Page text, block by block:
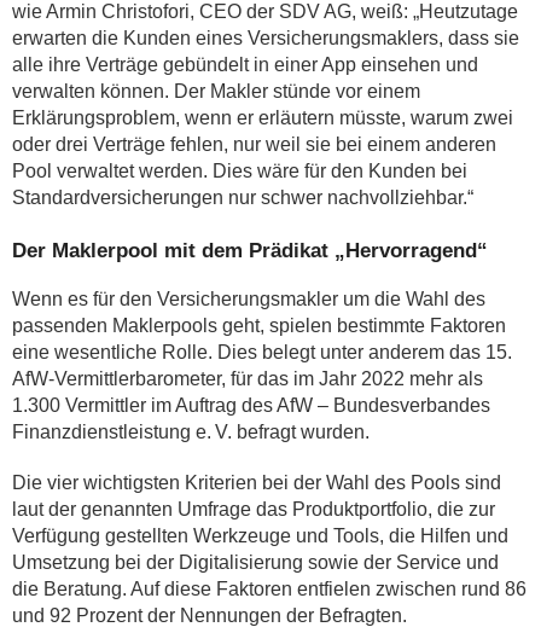
wie Armin Christofori, CEO der SDV AG, weiß: „Heutzutage
erwarten die Kunden eines Versicherungsmaklers, dass sie
alle ihre Verträge gebündelt in einer App einsehen und
verwalten können. Der Makler stünde vor einem
Erklärungsproblem, wenn er erläutern müsste, warum zwei
oder drei Verträge fehlen, nur weil sie bei einem anderen
Pool verwaltet werden. Dies wäre für den Kunden bei
Standardversicherungen nur schwer nachvollziehbar.“
Der Maklerpool mit dem Prädikat „Hervorragend“
Wenn es für den Versicherungsmakler um die Wahl des
passenden Maklerpools geht, spielen bestimmte Faktoren
eine wesentliche Rolle. Dies belegt unter anderem das 15.
AfW-Vermittlerbarometer, für das im Jahr 2022 mehr als
1.300 Vermittler im Auftrag des AfW – Bundesverbandes
Finanzdienstleistung e. V. befragt wurden.
Die vier wichtigsten Kriterien bei der Wahl des Pools sind
laut der genannten Umfrage das Produktportfolio, die zur
Verfügung gestellten Werkzeuge und Tools, die Hilfen und
Umsetzung bei der Digitalisierung sowie der Service und
die Beratung. Auf diese Faktoren entfielen zwischen rund 86
und 92 Prozent der Nennungen der Befragten.